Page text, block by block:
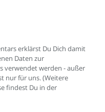
erklärst Du Dich damit
Daten zur
verwendet werden - außer
nur für uns. (Weitere
findest Du in der